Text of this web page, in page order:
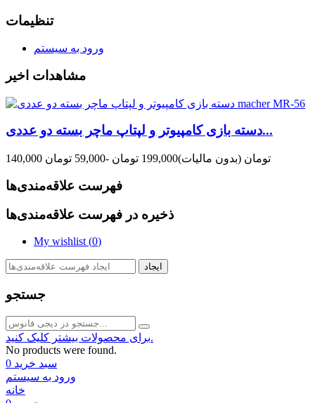
تنظیمات
ورود به سیستم
مشاهدات اخیر
دسته بازی کامپیوتر و لپتاپ ماچر بسته دو عددی...
140,000 تومان (بدون مالیات)199,000 تومان -59,000 تومان
فهرست علاقه‌مندی‌ها
ذخیره در فهرست علاقه‌مندی‌ها
My wishlist (0)
ایجاد
جستجو
برای محصولات بیشتر کلیک کنید.
No products were found.
سبد خرید 0
ورود به سیستم
خانه